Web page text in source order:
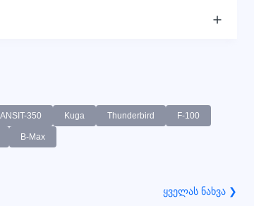
350 Kuga Thunderbird F-100
B-Max
ყველას ნახვა ❯